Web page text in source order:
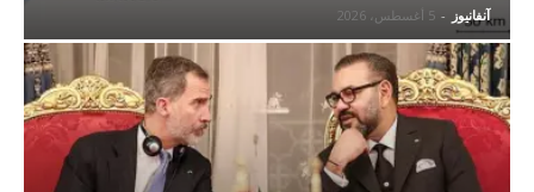
آنفانيوز - 5 أغسطس، 2026